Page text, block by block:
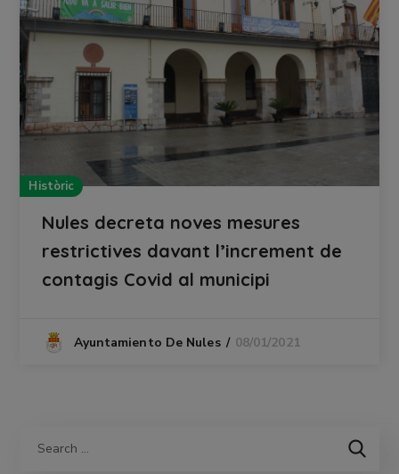
Històric
Nules decreta noves mesures
restrictives davant l’increment de
contagis Covid al municipi
Ayuntamiento De Nules 08/01/2021